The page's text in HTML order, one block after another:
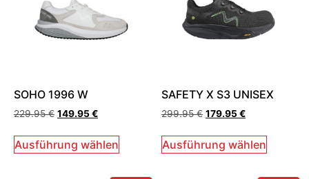
SOHO 1996 W
229.95€ 149.95€
Ausführung wählen
SAFETY X S3 UNISEX
299.95€ 179.95€
Ausführung wählen